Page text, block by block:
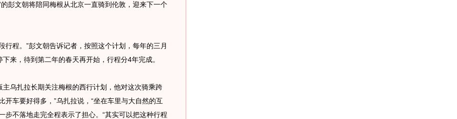
彭文朝将陪同梅根从北京一直骑到伦敦，迎来下一个
程。”彭文朝告诉记者，按照这个计划，每年的三月
来，待到第二年的春天再开始，行程分4年完成。
扎拉长期关注梅根的西行计划，他对这次骑乘跨
开车要好得多，”乌扎拉说，“坐在车里与大自然的互
步不落地走完全程表示了担心。“其实可以把这种行程